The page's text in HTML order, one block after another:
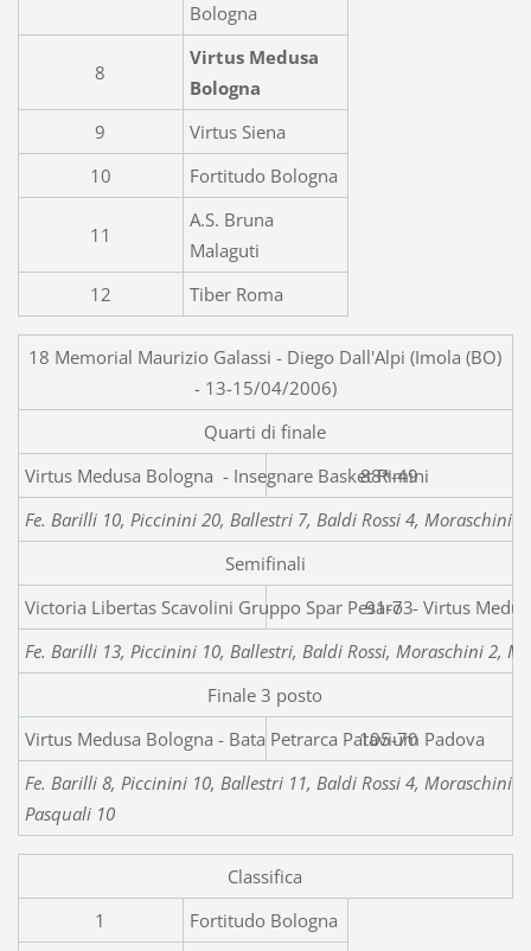
Bologna
8
Virtus Medusa
Bologna
9
Virtus Siena
10
Fortitudo Bologna
11
A.S. Bruna
Malaguti
12
Tiber Roma
18 Memorial Maurizio Galassi - Diego Dall'Alpi (Imola (BO)
- 13-15/04/2006)
Quarti di finale
Virtus Medusa Bologna -
88*-49
Fe. Barilli 10, Piccinini 20, Ballestri 7, Baldi Rossi 4, Moraschini
Semifinali
Victoria Libertas Scavolini Gruppo Spar Pesaro - Virtus
91-73
Fe. Barilli 13, Piccinini 10, Ballestri, Baldi Rossi, Moraschini 2,
Finale 3 posto
Virtus Medusa Bologna - Bata Petrarca Patavium Padova
105-70
Fe. Barilli 8, Piccinini 10, Ballestri 11, Baldi Rossi 4, Moraschini
Pasquali 10
Classifica
1
Fortitudo Bologna